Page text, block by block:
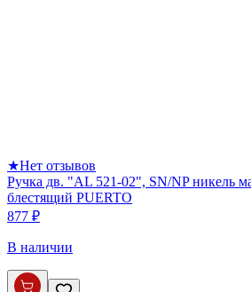
★Нет отзывов
Ручка дв. "AL 521-02", SN/NP никель
блестящий PUERTO
877 ₽
В наличии